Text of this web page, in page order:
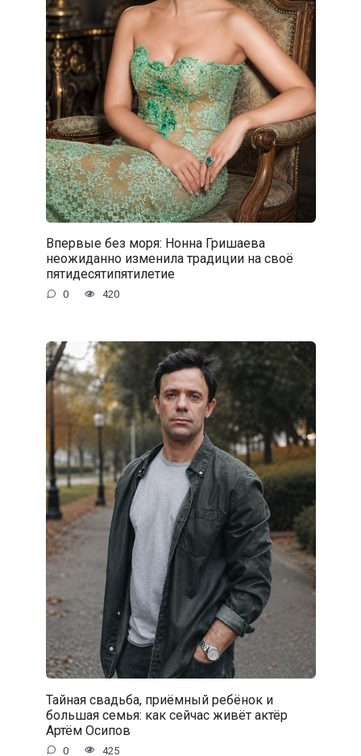
Впервые без моря: Нонна Гришаева
неожиданно изменила традиции на своё
пятидесятипятилетие
0 420
Тайная свадьба, приёмный ребёнок и
большая семья: как сейчас живёт актёр
Артём Осипов
0 425